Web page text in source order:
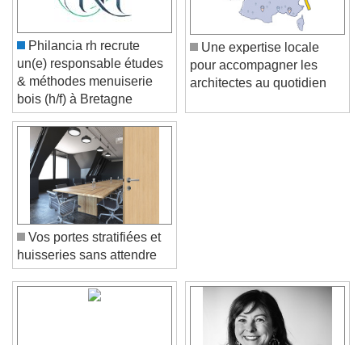
Philancia rh recrute
un(e) responsable études
& méthodes menuiserie
bois (h/f) à Bretagne
Une expertise locale
pour accompagner les
Vos portes stratifiées et
huisseries sans attendre